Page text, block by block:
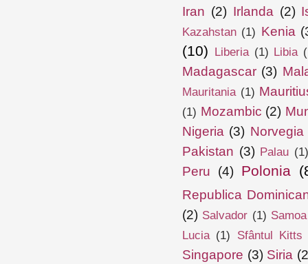
Iran (2) Irlanda (2)
Kazahstan (1) Kenia
(10) Liberia (1) Libia
Madagascar (3)
Mauritania (1)
(1) Mozambic (2)
Nigeria (3) Norvegia
Pakistan (3) Palau (1)
Peru (4) Polonia
Republica
(2) Salvador (1) Samoa
Lucia (1) Sfântul
Singapore (3) Siria